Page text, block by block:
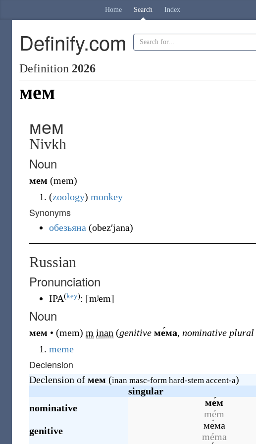
Home Search Index
Definify.com
Definition 2026
мем
мем
Nivkh
Noun
мем (mem)
(zoology) monkey
Synonyms
обезьяна (obezʹjana)
Russian
Pronunciation
IPA(key): [mʲem]
Noun
мем • (mem) m inan (genitive ме́ма, nominative plural
meme
Declension
Declension of мем (inan masc-form hard-stem accent-a)
singular
nominative
ме́м
mém
genitive
ме́ма
méma